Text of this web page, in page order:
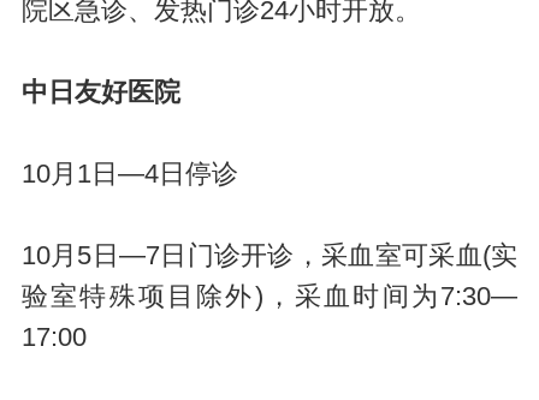
院区急诊、发热门诊24小时开放。
中日友好医院
10月1日—4日停诊
10月5日—7日门诊开诊，采血室可采血(实
验室特殊项目除外)，采血时间为7:30—
17:00